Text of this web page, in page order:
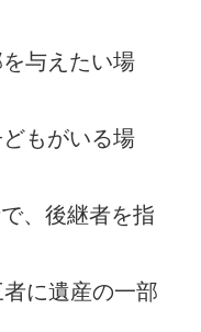
与えたい場
もがいる場
、後継者を指
に遺産の一部